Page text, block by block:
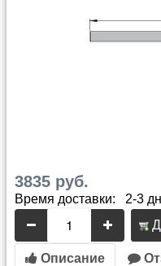
3835 руб.
Время доставки: 2-3
Описание